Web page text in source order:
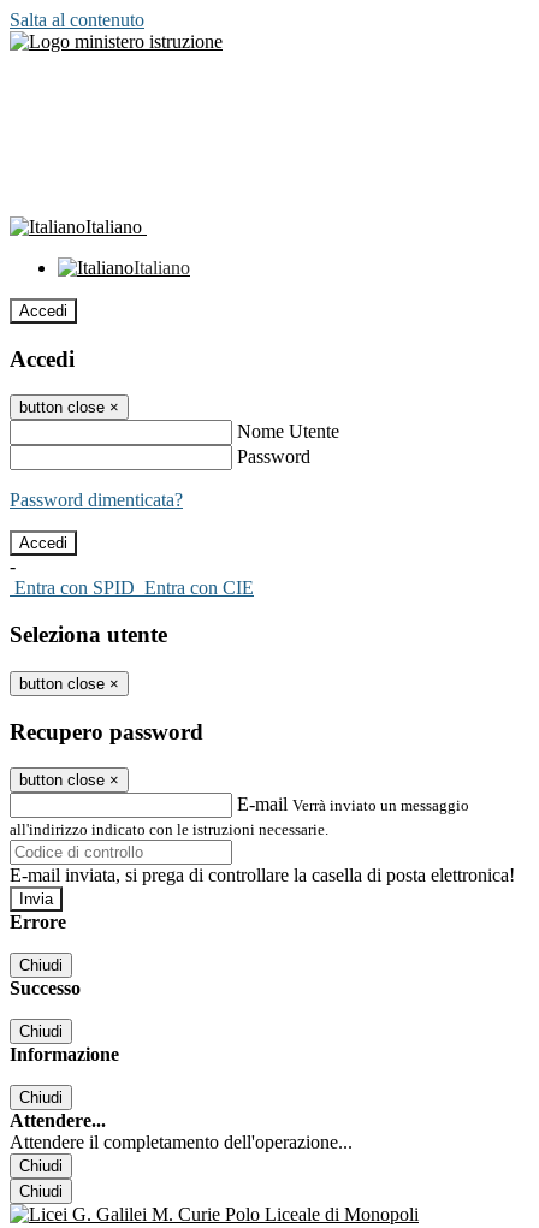
Salta al contenuto
Italiano
Italiano
Accedi
Accedi
button close ×
Nome Utente
Password
Password dimenticata?
-
Entra con SPID Entra con CIE
Seleziona utente
button close ×
Recupero password
button close ×
E-mail Verrà inviato un messaggio
all'indirizzo indicato con le istruzioni necessarie.
E-mail inviata, si prega di controllare la casella di posta elettronica!
Errore
Chiudi
Successo
Chiudi
Informazione
Chiudi
Attendere...
Attendere il completamento dell'operazione...
Chiudi
Chiudi